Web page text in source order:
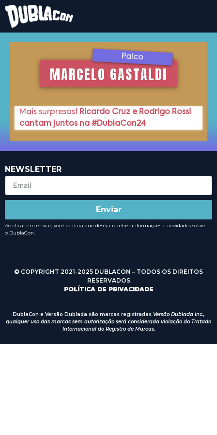
Palco
MARCELO GASTALDI
Mais surpresas! Ricardo Cruz e Rodrigo Rossi
cantam juntos na #DublaCon24
NEWSLETTER
Enviar
Ao clicar em enviar, você declara que deseja receber informações e novidades sobre
o DublaCon.
© COPYRIGHT 2021-2025 DUBLACON – TODOS OS DIREITOS
RESERVADOS
POLÍTICA DE PRIVACIDADE
DublaCon e Versão Dublada são marcas registradas Versão Dublada Inc.,
qualquer uso das marcas sem autorização será considerada violação do Tratado
Internacional do Registro de Marcas.